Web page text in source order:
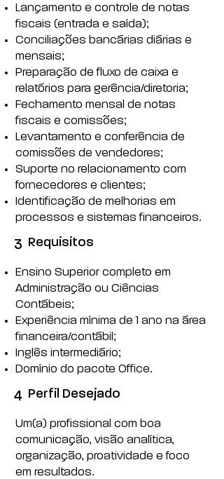
Lançamento e controle de notas
fiscais (entrada e saída);
Conciliações bancárias diárias e
mensais;
Preparação de fluxo de caixa e
relatórios para gerência/diretoria;
Fechamento mensal de notas
fiscais e comissões;
Levantamento e conferência de
comissões de vendedores;
Suporte no relacionamento com
fornecedores e clientes;
Identificação de melhorias em
processos e sistemas financeiros.
3 Requisitos
Ensino Superior completo em
Administração ou Ciências
Contábeis;
Experiência mínima de 1 ano na área
financeira/contábil;
Inglês intermediário;
Domínio do pacote Office.
4 Perfil Desejado
Um(a) profissional com boa
comunicação, visão analítica,
organização, proatividade e foco
em resultados.